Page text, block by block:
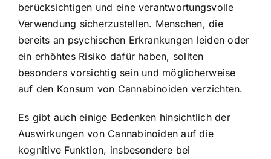
berücksichtigen und eine verantwortungsvolle
Verwendung sicherzustellen. Menschen, die
bereits an psychischen Erkrankungen leiden oder
ein erhöhtes Risiko dafür haben, sollten
besonders vorsichtig sein und möglicherweise
auf den Konsum von Cannabinoiden verzichten.
Es gibt auch einige Bedenken hinsichtlich der
Auswirkungen von Cannabinoiden auf die
kognitive Funktion, insbesondere bei